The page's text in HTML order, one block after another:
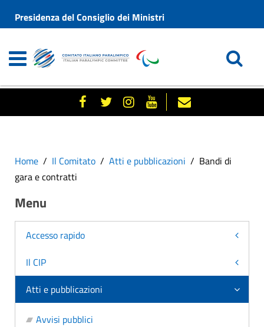
Presidenza del Consiglio dei Ministri
Home Il Comitato Atti e pubblicazioni
Bandi di
gara e contratti
Menu
Accesso rapido
Il CIP
Atti e pubblicazioni
Avvisi pubblici